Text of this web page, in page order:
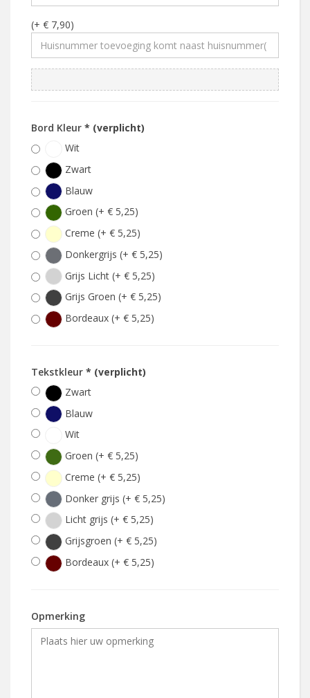
(+ € 7,90)
Bord Kleur * (verplicht)
Wit
Zwart
Blauw
Groen (+ € 5,25)
Creme (+ € 5,25)
Donkergrijs (+ € 5,25)
Grijs Licht (+ € 5,25)
Grijs Groen (+ € 5,25)
Bordeaux (+ € 5,25)
Tekstkleur * (verplicht)
Zwart
Blauw
Wit
Groen (+ € 5,25)
Creme (+ € 5,25)
Donker grijs (+ € 5,25)
Licht grijs (+ € 5,25)
Grijsgroen (+ € 5,25)
Bordeaux (+ € 5,25)
Opmerking